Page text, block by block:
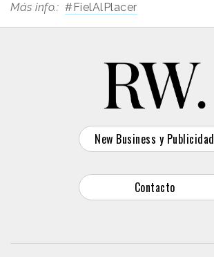
Más info.: #FielAlPlacer
New Business y Publicidad
Contacto